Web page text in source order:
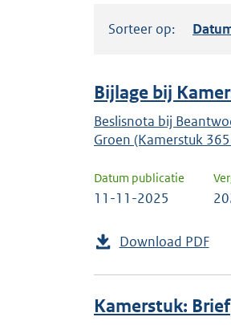
Sorteer op:
Bijlage bij
Beslisnota bij
Groen (Kamerstuk
Datum publicatie
11-11-2025
Download PDF
Kamerstuk: Brief